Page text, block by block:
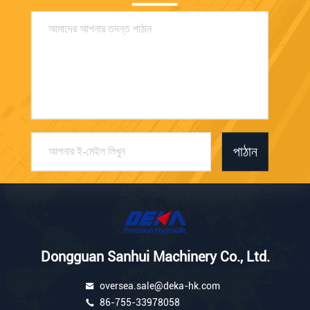
পাঠান
Dongguan Sanhui Machinery Co., Ltd.
oversea.sale@deka-hk.com
86-755-33978058